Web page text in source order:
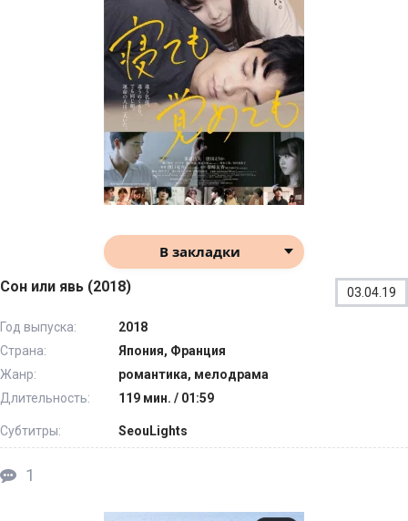
В закладки
Сон или явь (2018) 03.04.19
Год выпуска:
2018
Страна:
Япония, Франция
Жанр:
романтика, мелодрама
Длительность:
119 мин. / 01:59
Субтитры: SeouLights
1